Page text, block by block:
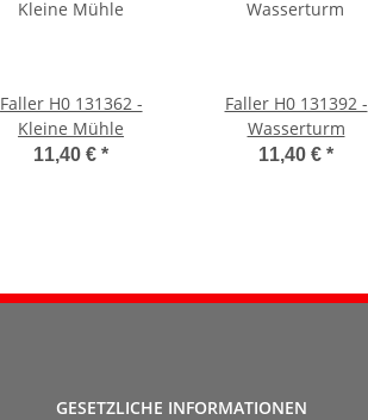
Faller H0 131362 -
Kleine Mühle
11,40 €*
Faller H0 131392 -
Wasserturm
11,40 € *
GESETZLICHE INFORMATIONEN